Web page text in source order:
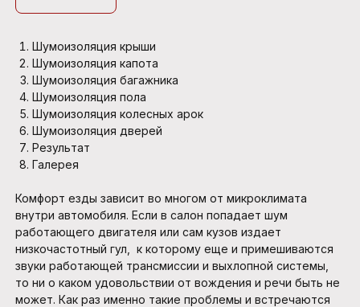
Шумоизоляция крыши
Шумоизоляция капота
Шумоизоляция багажника
Шумоизоляция пола
Шумоизоляция колесных арок
Шумоизоляция дверей
Результат
Галерея
Комфорт езды зависит во многом от микроклимата
внутри автомобиля. Если в салон попадает шум
работающего двигателя или сам кузов издает
низкочастотный гул, к которому еще и примешиваются
звуки работающей трансмиссии и выхлопной системы,
то ни о каком удовольствии от вождения и речи быть не
может. Как раз именно такие проблемы и встречаются